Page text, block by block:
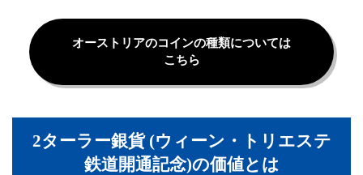
オーストリアのコインの種類については
こちら
2ターラー銀貨 (ウィーン・トリエステ
鉄道開通記念)の価値とは